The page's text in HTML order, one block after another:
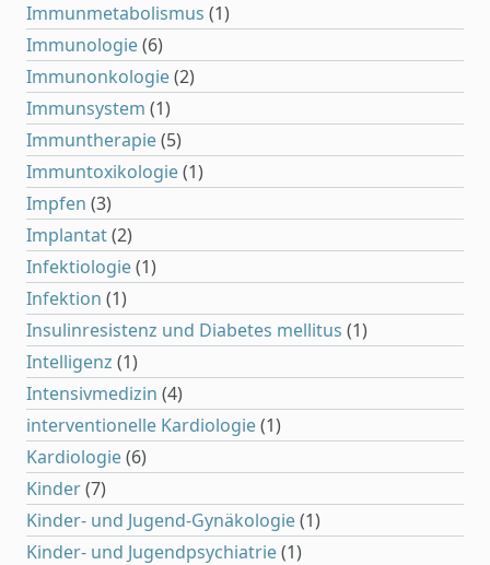
Immunmetabolismus (1)
Immunologie(6)
Immunonkologie(2)
Immunsystem (1)
Immuntherapie(5)
Immuntoxikologie(1)
Impfen (3)
Implantat(2)
Infektiologie(1)
Infektion (1)
Insulinresistenz und Diabetes mellitus (1)
Intelligenz (1)
Intensivmedizin (4)
interventionelle Kardiologie(1)
Kardiologie(6)
Kinder(7)
Kinder- und Jugend-Gynäkologie(1)
Kinder- und Jugendpsychiatrie(1)